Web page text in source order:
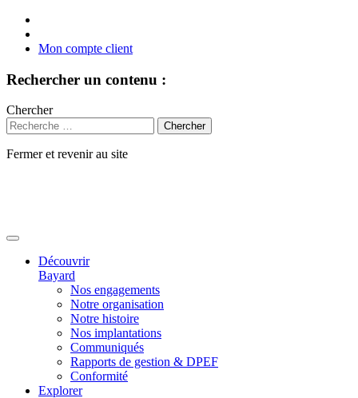
Mon compte client
Rechercher un contenu :
Chercher
Fermer et revenir au site
Découvrir
Bayard
Nos engagements
Notre organisation
Notre histoire
Nos implantations
Communiqués
Rapports de gestion & DPEF
Conformité
Explorer